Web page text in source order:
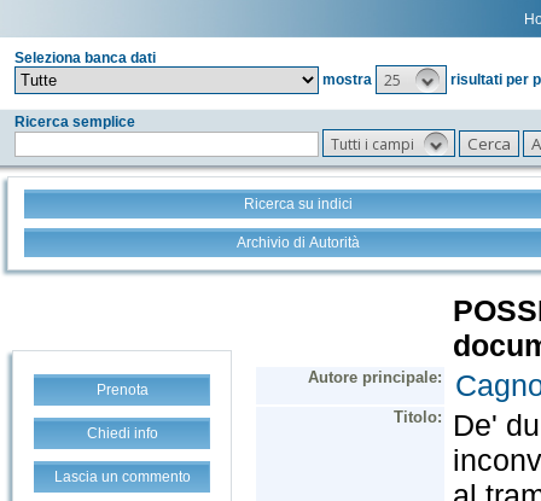
Seleziona banca dati
mostra
25 risultati per
Ricerca semplice
Tutti i campi
Ricerca su indici
Archivio di Autorità
Prenota
Chiedi info
Lascia un commento